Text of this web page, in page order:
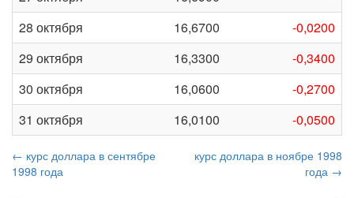
28 октября
16,6700
-0,0200
29 октября
16,3300
-0,3400
30 октября
16,0600
-0,2700
31 октября
16,0100 -0,0500
← курс доллара в сентябре
1998 года
курс доллара в ноябре 1998
года →